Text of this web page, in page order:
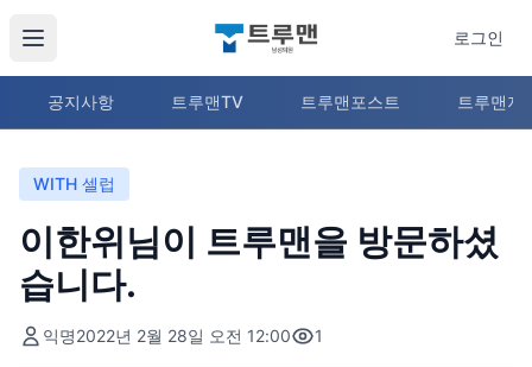
로그인
공지사항 트루맨TV 트루맨포스트 트루맨지
WITH 셀럽
이한위님이 트루맨을 방문하셨
습니다.
익명2022년 2월 28일 오전 12:00 1